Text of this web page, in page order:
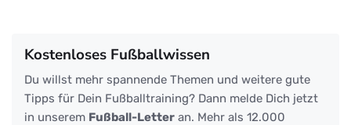
Kostenloses Fußballwissen
Du willst mehr spannende Themen und weitere gute
Tipps für Dein Fußballtraining? Dann melde Dich jetzt
in unserem Fußball-Letter an. Mehr als 12.000